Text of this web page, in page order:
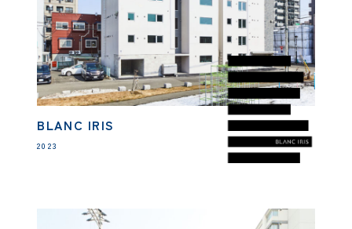
BLANC IRIS
2023